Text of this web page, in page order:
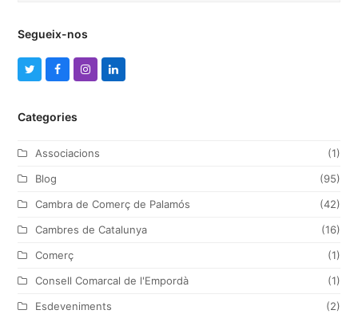
Segueix-nos
i
r
c
o
k
r
a
I
n
Categories
Associacions
(1)
Blog
(95)
Cambra de Comerç de Palamós
(42)
Cambres de Catalunya
(16)
Comerç
(1)
Consell Comarcal de l'Empordà
(1)
Esdeveniments
(2)